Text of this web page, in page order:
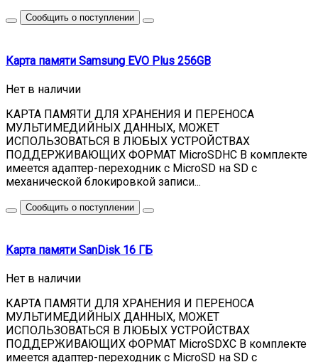
Сообщить о поступлении
Карта памяти Samsung EVO Plus 256GB
Нет в наличии
КАРТА ПАМЯТИ ДЛЯ ХРАНЕНИЯ И ПЕРЕНОСА
МУЛЬТИМЕДИЙНЫХ ДАННЫХ, МОЖЕТ
ИСПОЛЬЗОВАТЬСЯ В ЛЮБЫХ УСТРОЙСТВАХ
ПОДДЕРЖИВАЮЩИХ ФОРМАТ MicroSDHC В комплекте
имеется адаптер-переходник с MicroSD на SD с
механической блокировкой записи...
Сообщить о поступлении
Карта памяти SanDisk 16 ГБ
Нет в наличии
КАРТА ПАМЯТИ ДЛЯ ХРАНЕНИЯ И ПЕРЕНОСА
МУЛЬТИМЕДИЙНЫХ ДАННЫХ, МОЖЕТ
ИСПОЛЬЗОВАТЬСЯ В ЛЮБЫХ УСТРОЙСТВАХ
ПОДДЕРЖИВАЮЩИХ ФОРМАТ MicroSDXC В комплекте
имеется адаптер-переходник с MicroSD на SD с